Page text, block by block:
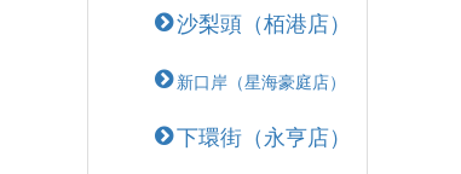
沙梨頭（栢港店）
新口岸（星海豪庭店）
下環街（永亨店）